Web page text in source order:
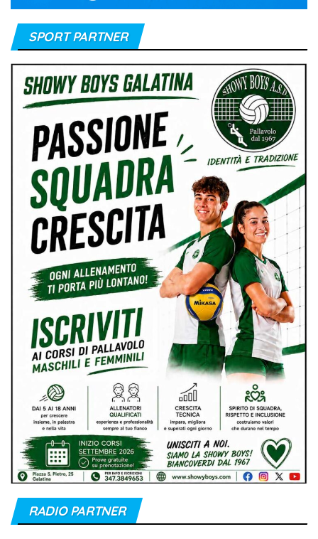
SPORT PARTNER
RADIO PARTNER